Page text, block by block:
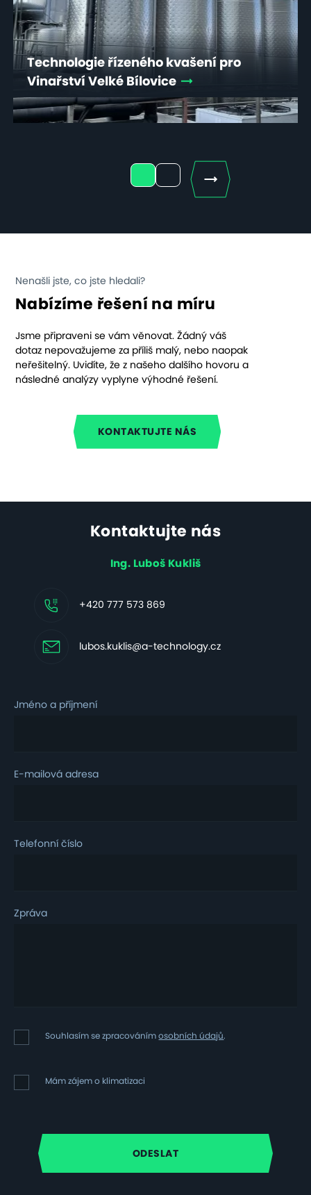
Technologie řízeného kvašení pro
Vinařství Velké Bílovice
Next
Nenašli jste, co jste hledali?
Nabízíme řešení na míru
Jsme připraveni se vám věnovat. Žádný váš
dotaz nepovažujeme za příliš malý, nebo naopak
neřešitelný. Uvidíte, že z našeho dalšího hovoru a
následné analýzy vyplyne výhodné řešení.
KONTAKTUJTE NÁS
Kontaktujte nás
Ing. Luboš Kukliš
+420 777 573 869
lubos.kuklis@a-technology.cz
Jméno a příjmení
E-mailová adresa
Telefonní číslo
Zpráva
Souhlasím
se
Souhlasím se zpracovánímosobních údajů.
Mám
zájem
Mám zájem o klimatizaci